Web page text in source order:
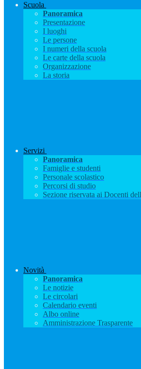
Scuola
Panoramica
Presentazione
I luoghi
Le persone
I numeri della scuola
Le carte della scuola
Organizzazione
La storia
Servizi
Panoramica
Famiglie e studenti
Personale scolastico
Percorsi di studio
Sezione riservata ai Docenti
Novità
Panoramica
Le notizie
Le circolari
Calendario eventi
Albo online
Amministrazione Trasparente